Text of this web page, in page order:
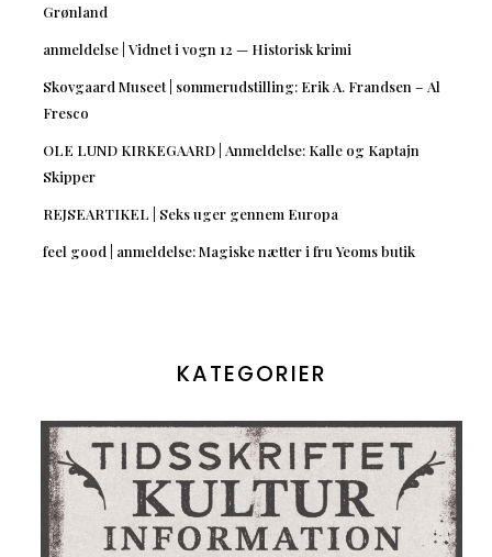
Grønland
anmeldelse | Vidnet i vogn 12 — Historisk krimi
Skovgaard Museet | sommerudstilling: Erik A. Frandsen – Al
Fresco
OLE LUND KIRKEGAARD | Anmeldelse: Kalle og Kaptajn
Skipper
REJSEARTIKEL | Seks uger gennem Europa
feel good | anmeldelse: Magiske nætter i fru Yeoms butik
KATEGORIER